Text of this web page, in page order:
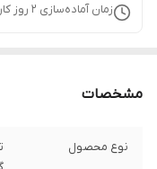
زمان آماده‌سازی 2 روز
مشخصات
نوع محصول